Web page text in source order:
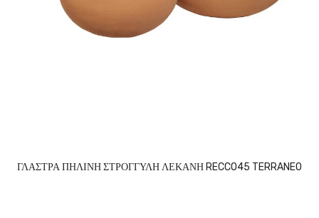
ΓΛΑΣΤΡΑ ΠΗΛΙΝΗ ΣΤΡΟΓΓΥΛΗ ΛΕΚΑΝΗ RECCO45 TERRANEO